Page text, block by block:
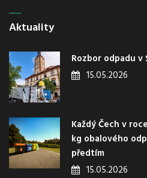
Aktuality
Rozbor odpadu v
15.05.2026
Každý Čech v
kg obalového
předtím
15.05.2026